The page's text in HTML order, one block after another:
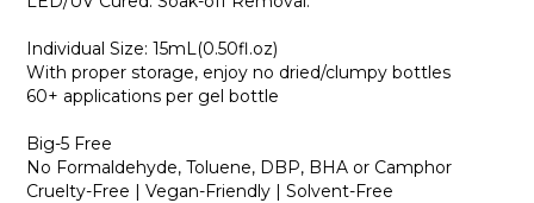
Individual Size: 15mL(0.50fl.oz)
With proper storage, enjoy no dried/clumpy bottles
60+ applications per gel bottle
Big-5 Free
No Formaldehyde, Toluene, DBP, BHA or Camphor
Cruelty-Free | Vegan-Friendly | Solvent-Free